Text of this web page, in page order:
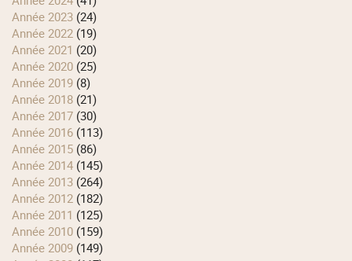
année 2023 (24)
année 2022 (19)
année 2021 (20)
année 2020 (25)
année 2019 (8)
année 2018 (21)
année 2017 (30)
année 2016 (113)
année 2015 (86)
année 2014 (145)
année 2013 (264)
année 2012 (182)
année 2011 (125)
année 2010 (159)
année 2009 (149)